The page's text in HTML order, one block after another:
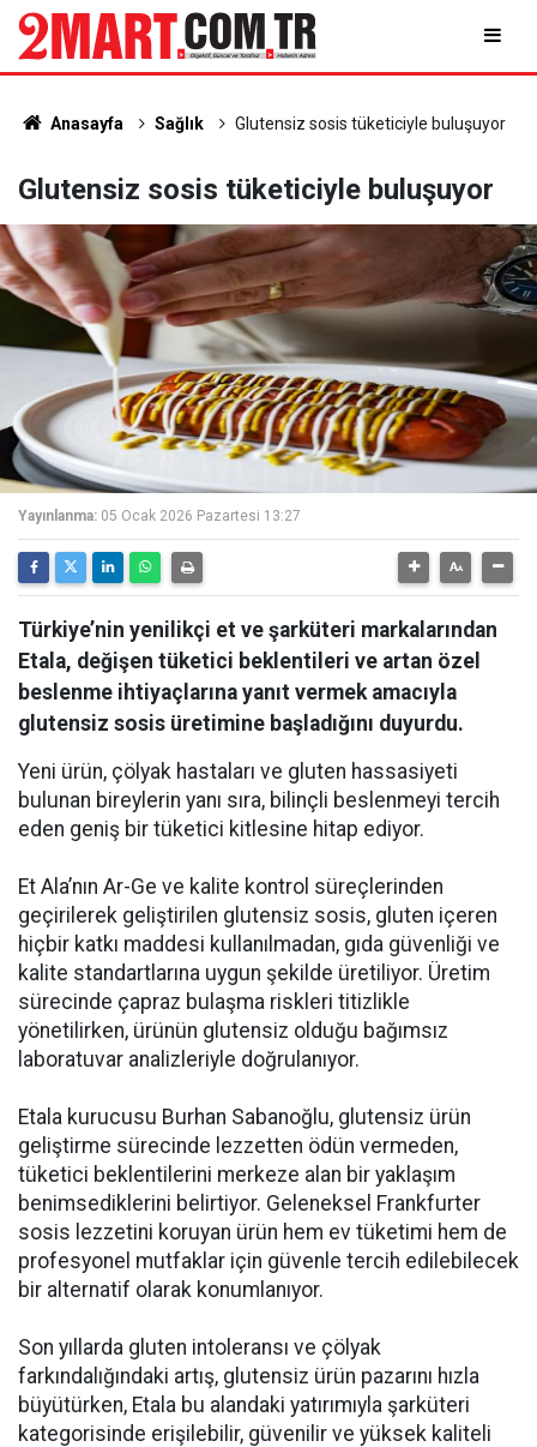
Anasayfa Sağlık Glutensiz sosis tüketiciyle buluşuyor
Glutensiz sosis tüketiciyle buluşuyor
Yayınlanma: 05 Ocak 2026 Pazartesi 13:27
Türkiye’nin yenilikçi et ve şarküteri markalarından
Etala, değişen tüketici beklentileri ve artan özel
beslenme ihtiyaçlarına yanıt vermek amacıyla
glutensiz sosis üretimine başladığını duyurdu.
Yeni ürün, çölyak hastaları ve gluten hassasiyeti
bulunan bireylerin yanı sıra, bilinçli beslenmeyi tercih
eden geniş bir tüketici kitlesine hitap ediyor.
Et Ala’nın Ar-Ge ve kalite kontrol süreçlerinden
geçirilerek geliştirilen glutensiz sosis, gluten içeren
hiçbir katkı maddesi kullanılmadan, gıda güvenliği ve
kalite standartlarına uygun şekilde üretiliyor. Üretim
sürecinde çapraz bulaşma riskleri titizlikle
yönetilirken, ürünün glutensiz olduğu bağımsız
laboratuvar analizleriyle doğrulanıyor.
Etala kurucusu Burhan Sabanoğlu, glutensiz ürün
geliştirme sürecinde lezzetten ödün vermeden,
tüketici beklentilerini merkeze alan bir yaklaşım
benimsediklerini belirtiyor. Geleneksel Frankfurter
sosis lezzetini koruyan ürün hem ev tüketimi hem de
profesyonel mutfaklar için güvenle tercih edilebilecek
bir alternatif olarak konumlanıyor.
Son yıllarda gluten intoleransı ve çölyak
farkındalığındaki artış, glutensiz ürün pazarını hızla
büyütürken, Etala bu alandaki yatırımıyla şarküteri
kategorisinde erişilebilir, güvenilir ve yüksek kaliteli